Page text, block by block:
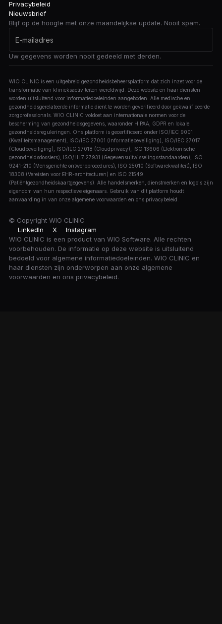
Privacybeleid
Nieuwsbrief
Blijf op de hoogte met onze maandelijkse update. Nooit spam.
Uw gegevens worden nooit gedeeld met derden.
WIO CLINIC is een uitgebreid gezondheidsbeheersplatform dat zich inzet voor de
transformatie van klinieksactiviteiten wereldwijd. Deze website en haar diensten
worden uitsluitend voor informatiedoeleinden aangeboden. Alle medische en
gezondheidsgerelateerde informatie dient te worden geverifieerd door gekwalificeerde
zorgprofessionals. WIO CLINIC voldoet aan internationale normen voor de
bescherming van gezondheidsgegevens, waaronder HIPAA, GDPR en lokale
gezondheidsreguleringen. Ons platform is gecertificeerd onder ISO/IEC 9001
(Kwaliteitsmanagement), ISO/IEC 27001 (Informatiebeveiliging), ISO/IEC 27017
(Cloudbeveiliging), ISO/IEC 27018 (Cloudprivacy), ISO 13606 (Elektronische
gezondheidsdossiers), ISO/HL7 27931 (Gegevensuitwisselingsstandaarden), ISO
9241-210 (Mensgerichte ontwerpprocedures), ISO 25010 (Softwarekwaliteit), ISO
18308 (Vereisten voor EHR-architecturen) en ISO 21549
(Patiëntgezondheidskaartgegevens). Alle handelsmerken, dienstmerken en logo's zijn
eigendom van hun respectieve eigenaars. Gebruik van dit platform houdt
aanvaarding in van onze algemene voorwaarden en ons privacybeleid.
© Copyright WIO CLINIC
LinkedIn
X
Instagram
WIO CLINIC is een product van WIO Software. Alle rechten
voorbehouden. De informatie op deze website is uitsluitend
bedoeld voor algemene informatiedoeleinden. WIO CLINIC en
haar diensten zijn onderworpen aan onze algemene
voorwaarden en ons privacybeleid.